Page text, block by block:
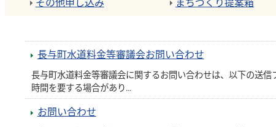
その他申し込み
まちづくり提案箱
長与町水道料金等審議会お問い合わせ
長与町水道料金等審議会に関するお問い合わせは、以下の送
時間を要する場合があり…
お問い合わせ